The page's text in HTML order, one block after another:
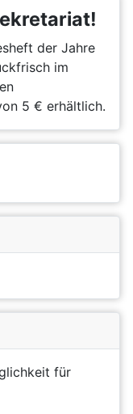
der Jahre
im
5 € erhältlich.
für